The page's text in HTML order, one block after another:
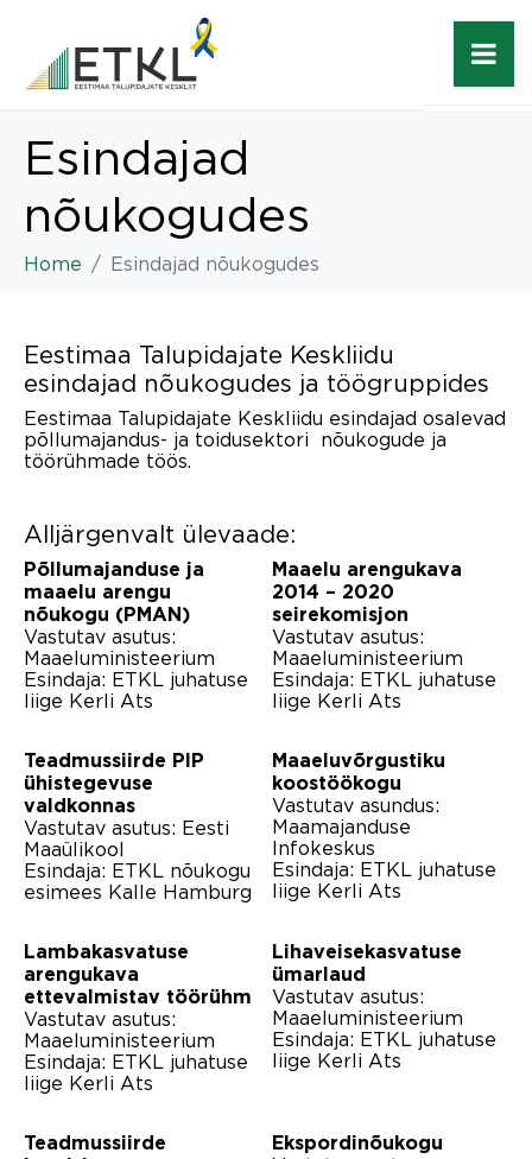
Esindajad
nõukogudes
Home Esindajad nõukogudes
Eestimaa Talupidajate Keskliidu
esindajad nõukogudes ja töögruppides
Eestimaa Talupidajate Keskliidu esindajad osalevad
põllumajandus- ja toidusektori nõukogude ja
töörühmade töös.
Alljärgenvalt ülevaade:
Põllumajanduse ja
maaelu arengu
nõukogu (PMAN)
Vastutav asutus:
Maaeluministeerium
Esindaja: ETKL juhatuse
liige Kerli Ats
Maaelu arengukava
2014 – 2020
seirekomisjon
Vastutav asutus:
Maaeluministeerium
Esindaja: ETKL juhatuse
liige Kerli Ats
Teadmussiirde PIP
ühistegevuse
valdkonnas
Vastutav asutus: Eesti
Maaülikool
Esindaja: ETKL nõukogu
esimees Kalle Hamburg
Maaeluvõrgustiku
koostöökogu
Vastutav asundus:
Maamajanduse
Infokeskus
Esindaja: ETKL juhatuse
liige Kerli Ats
Lambakasvatuse
arengukava
ettevalmistav töörühm
Vastutav asutus:
Maaeluministeerium
Esindaja: ETKL juhatuse
liige Kerli Ats
Lihaveisekasvatuse
ümarlaud
Vastutav asutus:
Maaeluministeerium
Esindaja: ETKL juhatuse
liige Kerli Ats
Teadmussiirde
Ekspordinõukogu